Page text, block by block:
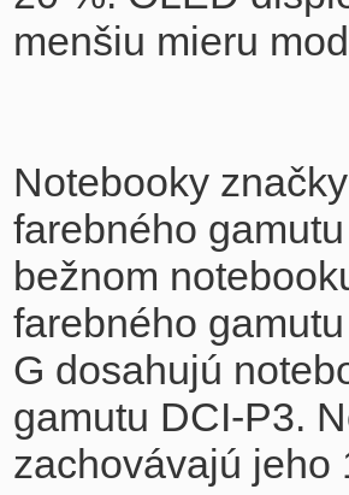
menšiu mieru
Notebooky
farebného
bežnom
farebného
G dosahujú
gamutu DCI-P3.
zachovávajú jeho